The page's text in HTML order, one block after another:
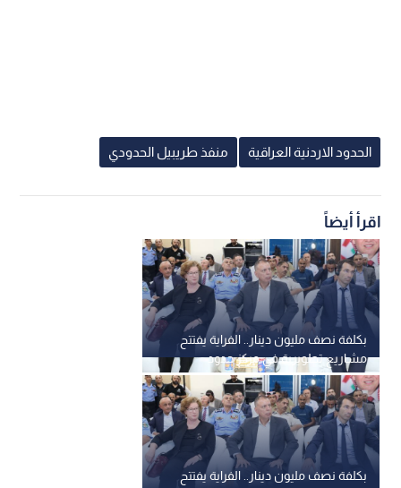
الحدود الاردنية العراقية منفذ طريبيل الحدودي
اقرأ أيضاً
بكلفة نصف مليون دينار.. الفراية يفتتح
مشاريع تطويرية في مركز حدود
الكرامة - فيديو
بكلفة نصف مليون دينار.. الفراية يفتتح